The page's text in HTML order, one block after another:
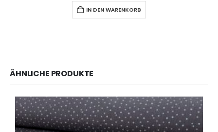
IN DEN WARENKORB
ÄHNLICHE PRODUKTE